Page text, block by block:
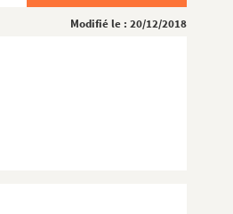
Modifié le : 20/12/2018